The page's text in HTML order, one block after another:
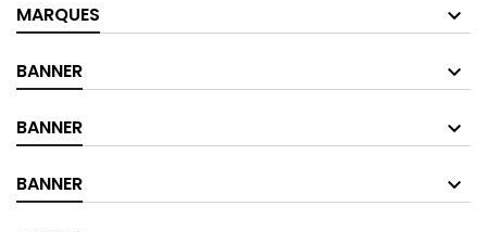
MARQUES
BANNER
BANNER
BANNER